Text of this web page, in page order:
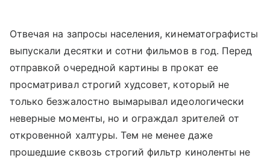
Отвечая на запросы населения, кинематографисты
выпускали десятки и сотни фильмов в год. Перед
отправкой очередной картины в прокат ее
просматривал строгий худсовет, который не
только безжалостно вымарывал идеологически
неверные моменты, но и ограждал зрителей от
откровенной халтуры. Тем не менее даже
прошедшие сквозь строгий фильтр киноленты не